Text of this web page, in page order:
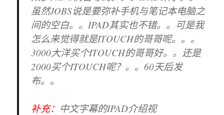
一
个
Facebook、
Instagram
的
网
站
虽然JOBS说是要弥补手机与笔记本电脑之
间的空白。。IPAD其实也不错。。可是我
怎么来觉得就是ITOUCH的哥哥呢。。。
3000大洋买个ITOUCH的哥哥好。。还是
2000买个ITOUCH呢？。。60天后发
布。。
补充： 中文字幕的IPAD介绍视